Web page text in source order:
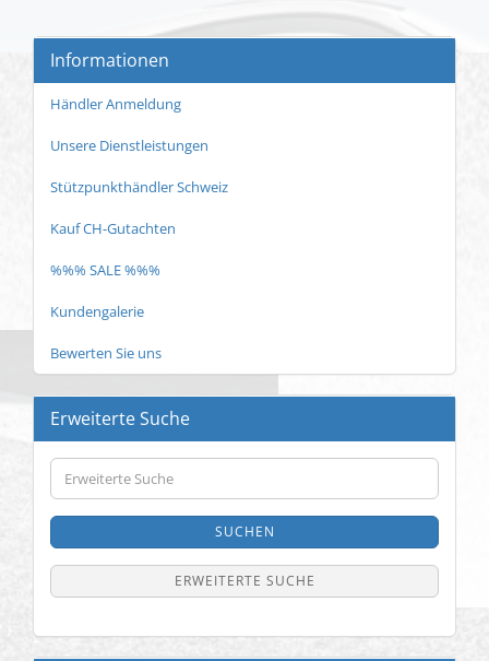
Informationen
Händler Anmeldung
Unsere Dienstleistungen
Stützpunkthändler Schweiz
Kauf CH-Gutachten
%%% SALE %%%
Kundengalerie
Bewerten Sie uns
Erweiterte Suche
Erweiterte
Suche
SUCHEN
ERWEITERTE SUCHE